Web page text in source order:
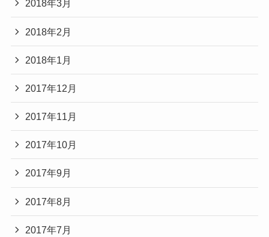
2018年3月
2018年2月
2018年1月
2017年12月
2017年11月
2017年10月
2017年9月
2017年8月
2017年7月